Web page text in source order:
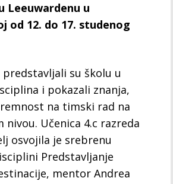
Leeuwardenu u
od 12. do 17. studenog
predstavljali su školu u
i pokazali znanja,
na timski rad na
nivou. Učenica 4.c razreda
osvojila je srebrenu
Predstavljanje
mentor Andrea